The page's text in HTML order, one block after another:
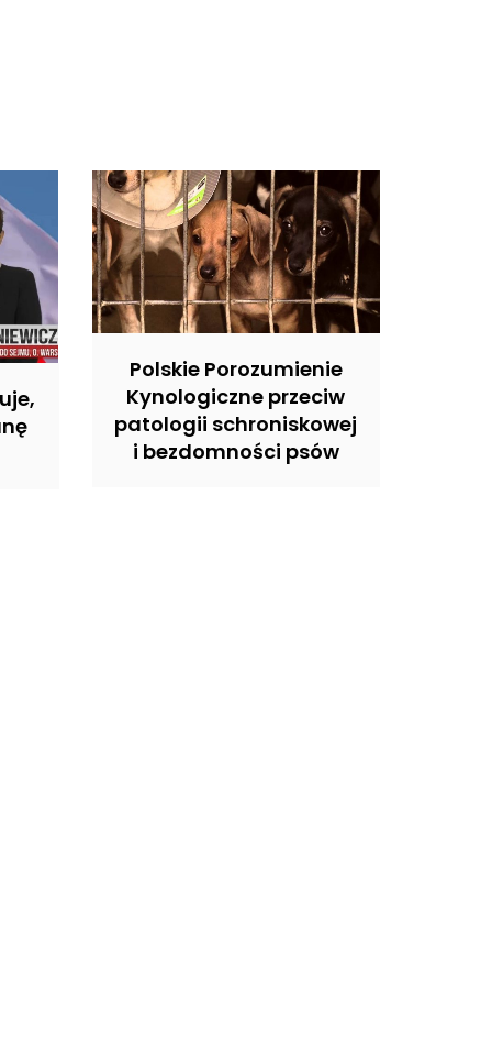
Polskie Porozumienie
Kynologiczne przeciw
patologii schroniskowej
i bezdomności psów